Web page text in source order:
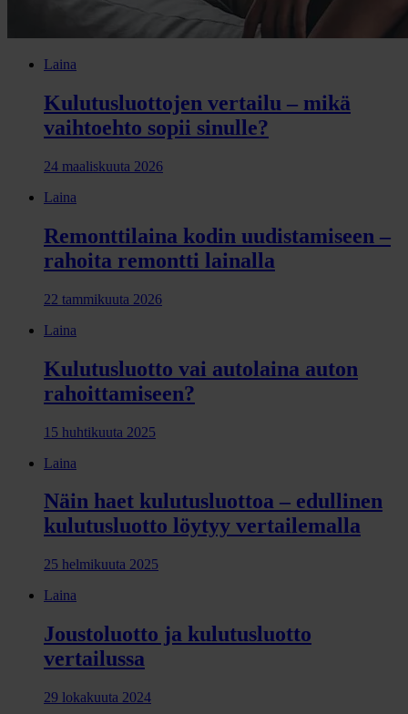
Laina
Kulutusluottojen vertailu – mikä
vaihtoehto sopii sinulle?
24 maaliskuuta 2026
Laina
Remonttilaina kodin uudistamiseen –
rahoita remontti lainalla
22 tammikuuta 2026
Laina
Kulutusluotto vai autolaina auton
rahoittamiseen?
15 huhtikuuta 2025
Laina
Näin haet kulutusluottoa – edullinen
kulutusluotto löytyy vertailemalla
25 helmikuuta 2025
Laina
Joustoluotto ja kulutusluotto
vertailussa
29 lokakuuta 2024